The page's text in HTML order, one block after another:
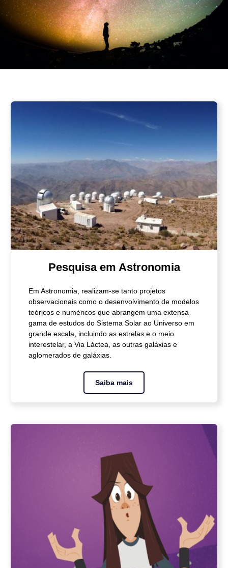
Pesquisa em Astronomia
Em Astronomia, realizam-se tanto projetos
observacionais como o desenvolvimento de modelos
teóricos e numéricos que abrangem uma extensa
gama de estudos do Sistema Solar ao Universo em
grande escala, incluindo as estrelas e o meio
interestelar, a Via Láctea, as outras galáxias e
aglomerados de galáxias.
Saiba mais